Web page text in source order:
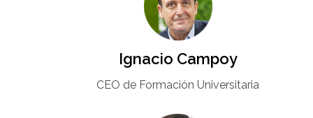
Ignacio Campoy​
CEO de Formación Universitaria​